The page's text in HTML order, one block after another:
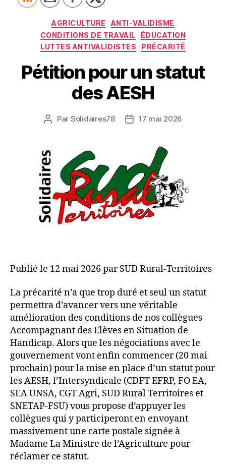
Catégories
AGRICULTURE
ANTI-VALIDISME
CONDITIONS DE TRAVAIL
ÉDUCATION
LUTTES ANTIVALIDISTES
PRÉCARITÉ
Pétition pour un statut
des AESH
Auteur
Par Solidaires78
Date17 mai 2026
Publié le 12 mai 2026 par SUD Rural-Territoires
La précarité n’a que trop duré et seul un statut
permettra d’avancer vers une véritable
amélioration des conditions de nos collègues
Accompagnant des Elèves en Situation de
Handicap. Alors que les négociations avec le
gouvernement vont enfin commencer (20 mai
prochain) pour la mise en place d’un statut pour
les AESH, l’Intersyndicale (CDFT EFRP, FO EA,
SEA UNSA, CGT Agri, SUD Rural Territoires et
SNETAP-FSU) vous propose d’appuyer les
collègues qui y participeront en envoyant
massivement une carte postale signée à
Madame La Ministre de l’Agriculture pour
réclamer ce statut.